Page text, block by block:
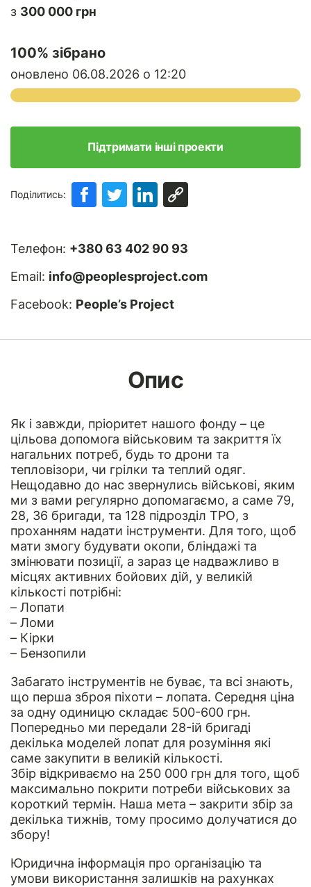
з 300 000 грн
100% зібрано
оновлено 06.08.2026 о 12:20
Підтримати інші проекти
Поділитись:
Телефон: +380 63 402 90 93
Email: info@peoplesproject.com
Facebook: People’s Project
Опис
Як і завжди, пріоритет нашого фонду – це
цільова допомога військовим та закриття їх
нагальних потреб, будь то дрони та
тепловізори, чи грілки та теплий одяг.
Нещодавно до нас звернулись військові, яким
ми з вами регулярно допомагаємо, а саме 79,
28, 36 бригади, та 128 підрозділ ТРО, з
проханням надати інструменти. Для того, щоб
мати змогу будувати окопи, бліндажі та
змінювати позиції, а зараз це надважливо в
місцях активних бойових дій, у великій
кількості потрібні:
– Лопати
– Ломи
– Кірки
– Бензопили
Забагато інструментів не буває, та всі знають,
що перша зброя піхоти – лопата. Середня ціна
за одну одиницю складає 500-600 грн.
Попередньо ми передали 28-ій бригаді
декілька моделей лопат для розуміння які
саме закупити в великій кількості.
Збір відкриваємо на 250 000 грн для того, щоб
максимально покрити потреби військових за
короткий термін. Наша мета – закрити збір за
декілька тижнів, тому просимо долучатися до
збору!
Юридична інформація про організацію та
умови використання залишків на рахунках